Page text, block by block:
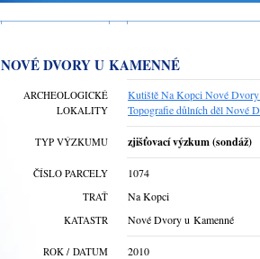
NOVÉ DVORY U KAMENNÉ
ARCHEOLOGICKÉ
LOKALITY
Kutiště Na Kopci Nové
Topografie důlních děl Nové
TYP VÝZKUMU zjišťovací výzkum (sondáž)
ČÍSLO PARCELY 1074
TRAŤ Na Kopci
KATASTR Nové Dvory u Kamenné
ROK / DATUM
2010